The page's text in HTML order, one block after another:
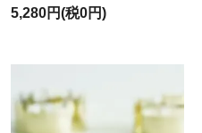
5,280円(税0円)